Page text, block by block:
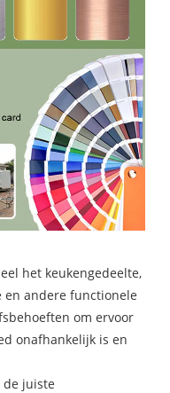
het keukengedeelte,
en andere functionele
om ervoor
onafhankelijk is en
juiste